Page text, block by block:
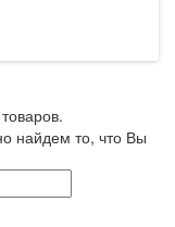
найдем то, что Вы